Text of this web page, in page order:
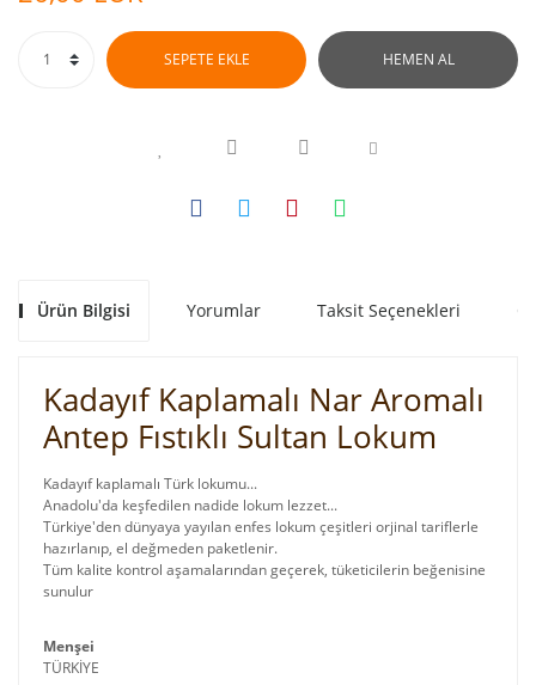
SEPETE EKLE HEMEN AL
Ürün Bilgisi Yorumlar Taksit Seçenekleri
Kadayıf Kaplamalı Nar Aromalı
Antep Fıstıklı Sultan Lokum
Kadayıf kaplamalı Türk lokumu...
Anadolu'da keşfedilen nadide lokum lezzet...
Türkiye'den dünyaya yayılan enfes lokum çeşitleri orjinal tariflerle
hazırlanıp, el değmeden paketlenir.
Tüm kalite kontrol aşamalarından geçerek, tüketicilerin beğenisine
sunulur
Menşei
TÜRKİYE